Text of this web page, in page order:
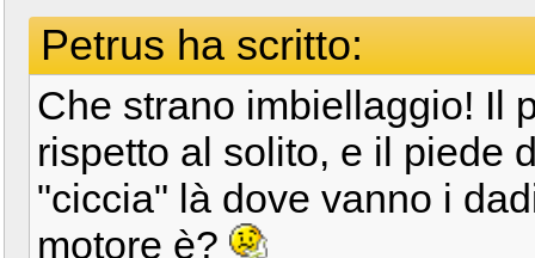
Petrus ha scritto:
Che strano imbiellaggio! Il
rispetto al solito, e il piede
"ciccia" là dove vanno i
motore è?